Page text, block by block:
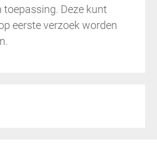
Deze kunt
eerste verzoek worden